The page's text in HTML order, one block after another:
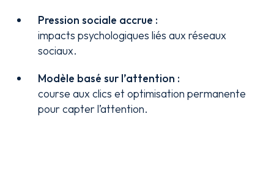
Pression sociale accrue :
impacts psychologiques liés aux réseaux
sociaux.
Modèle basé sur l’attention :
course aux clics et optimisation permanente
pour capter l’attention.